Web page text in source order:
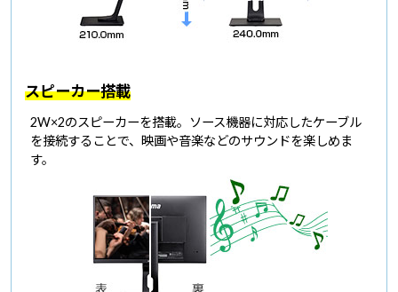
スピーカー搭載
2W×2のスピーカーを搭載。ソース機器に対応したケーブル
を接続することで、映画や音楽などのサウンドを楽しめま
す。